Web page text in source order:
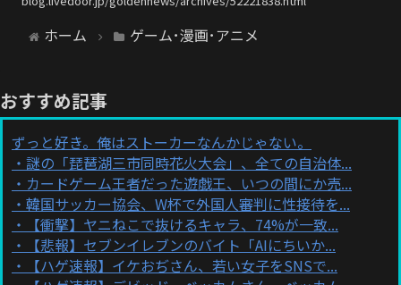
ホーム ゲーム･漫画･アニメ
おすすめ記事
ずっと好き。俺はストーカーなんかじゃない。
謎の「琵琶湖三市同時花火大会」、全ての自治体...
カードゲーム王者だった遊戯王、いつの間にか売...
韓国サッカー協会、W杯で外国人審判に性接待を...
【衝撃】ヤニねこで抜けるキャラ、74%が一致...
【悲報】セブンイレブンのバイト「AIにちいか...
【ハゲ速報】イケおぢさん、若い女子をSNSで...